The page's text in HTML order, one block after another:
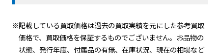
※記載している買取価格は過去の買取実績を元にした参考買取
価格で、買取価格を保証するものでございません。お品物の
状態、発行年度、付属品の有無、在庫状況、現在の相場など